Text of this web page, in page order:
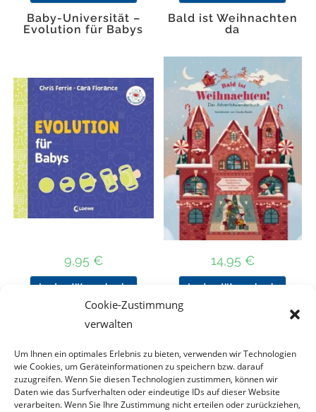
Cookie-Zustimmung
verwalten
Um Ihnen ein optimales Erlebnis zu bieten, verwenden wir Technologien
wie Cookies, um Geräteinformationen zu speichern bzw. darauf
zuzugreifen. Wenn Sie diesen Technologien zustimmen, können wir
Daten wie das Surfverhalten oder eindeutige IDs auf dieser Website
verarbeiten. Wenn Sie Ihre Zustimmung nicht erteilen oder zurückziehen,
Baby-Universität –
Evolution für Babys
9,95 €
In den Warenkorb
Bald ist Weihnachten
da
14,95 €
In den Warenkorb
Nach Preis filtern
Kategorie